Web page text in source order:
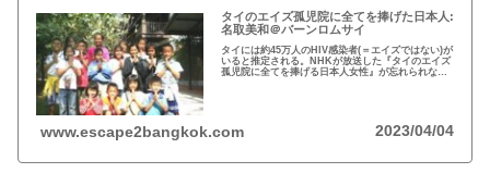
タイのエイズ孤児院に全てを捧げた日本人:
名取美和＠バーンロムサイ
タイには約45万人のHIV感染者(＝エイズではない)が
いると推定される。NHKが放送した『タイのエイズ
孤児院に全てを捧げる日本人女性』が忘れられな
www.escape2bangkok.com 2023/04/04